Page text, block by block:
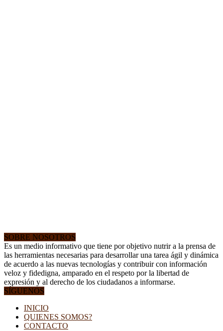
SOBRE NOSOTROS
Es un medio informativo que tiene por objetivo nutrir a la prensa de
las herramientas necesarias para desarrollar una tarea ágil y dinámica
de acuerdo a las nuevas tecnologías y contribuir con información
veloz y fidedigna, amparado en el respeto por la libertad de
expresión y al derecho de los ciudadanos a informarse.
SÍGUENOS
INICIO
QUIENES SOMOS?
CONTACTO